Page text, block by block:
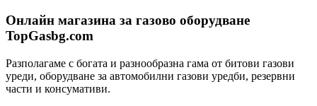
Онлайн магазина за газово оборудване
TopGasbg.com
Разполагаме с богата и разнообразна гама от битови газови
уреди, оборудване за автомобилни газови уредби, резервни
части и консумативи.